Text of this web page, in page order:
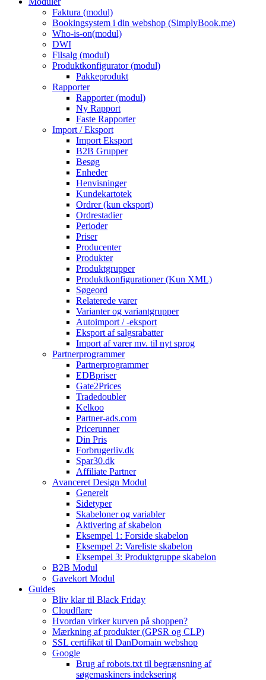
Faktura (modul)
Bookingsystem i din webshop (SimplyBook.me)
Who-is-on(modul)
DWI
Filsalg (modul)
Produktkonfigurator (modul)
Pakkeprodukt
Rapporter
Rapporter (modul)
Ny Rapport
Faste Rapporter
Import / Eksport
Import Eksport
B2B Grupper
Besøg
Enheder
Henvisninger
Kundekartotek
Ordrer (kun eksport)
Ordrestadier
Perioder
Priser
Producenter
Produkter
Produktgrupper
Produktkonfigurationer (Kun XML)
Søgeord
Relaterede varer
Varianter og variantgrupper
Autoimport / -eksport
Eksport af salgsrabatter
Import af varer mv. til nyt sprog
Partnerprogrammer
Partnerprogrammer
EDBpriser
Gate2Prices
Tradedoubler
Kelkoo
Partner-ads.com
Pricerunner
Din Pris
Forbrugerliv.dk
Spar30.dk
Affiliate Partner
Avanceret Design Modul
Generelt
Sidetyper
Skabeloner og variabler
Aktivering af skabelon
Eksempel 1: Forside skabelon
Eksempel 2: Vareliste skabelon
Eksempel 3: Produktgruppe skabelon
B2B Modul
Gavekort Modul
Guides
Bliv klar til Black Friday
Cloudflare
Hvordan virker kurven på shoppen?
Mærkning af produkter (GPSR og CLP)
SSL certifikat til DanDomain webshop
Google
Brug af robots.txt til begrænsning af
søgemaskiners indeksering